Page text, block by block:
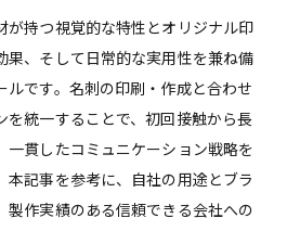
が持つ視覚的な特性とオリジナル印
果、そして日常的な実用性を兼ね備
ルです。名刺の印刷・作成と合わせ
を統一することで、初回接触から長
一貫したコミュニケーション戦略を
本記事を参考に、自社の用途とブラ
製作実績のある信頼できる会社への